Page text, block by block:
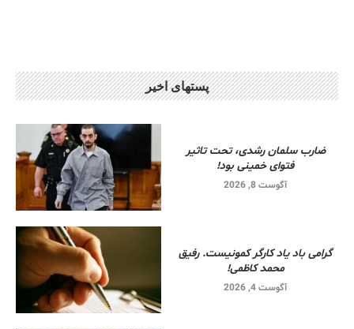
پستهای اخیر
ضارب سلمان رشدی، تحت تاثیر
فتوای خمینی بود!
آگوست 8, 2026
گرامی باد یاد کارگر کمونیست. رفیق
محمد کاظمی!
آگوست 4, 2026